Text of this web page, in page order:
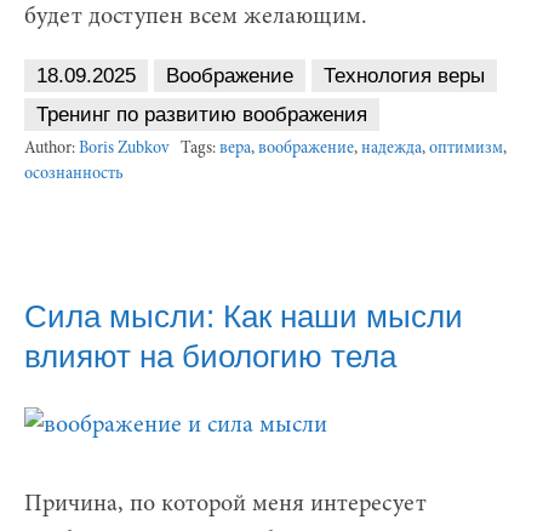
будет доступен всем желающим.
18.09.2025 Воображение
Технология веры
Тренинг по развитию воображения
Author: Boris Zubkov Tags: вера, воображение, надежда, оптимизм,
осознанность
Сила мысли: Как наши мысли
влияют на биологию тела
Причина, по которой меня интересует